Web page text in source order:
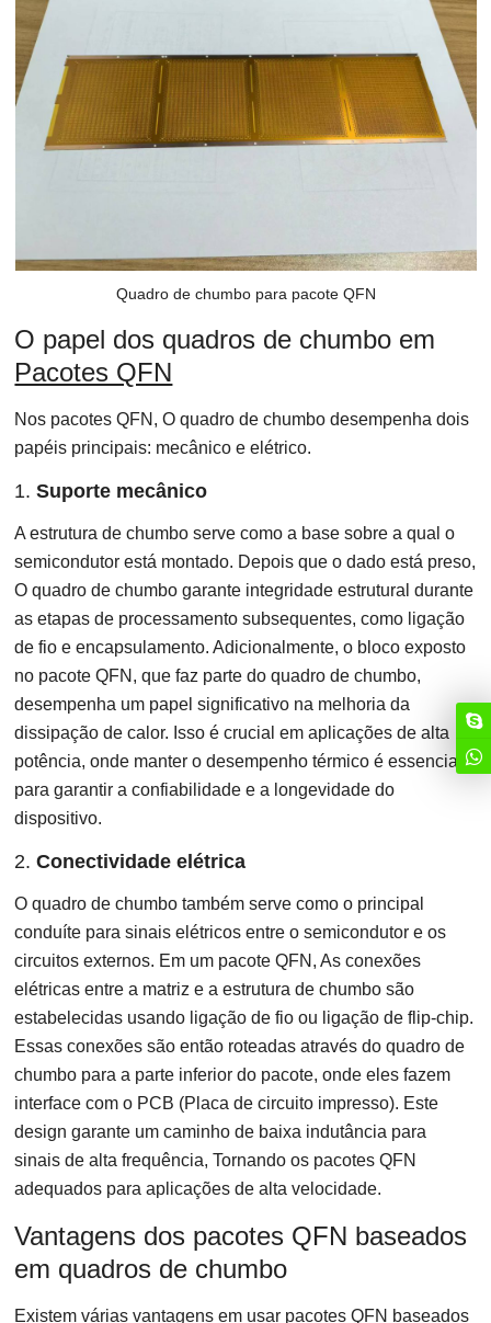
Quadro de chumbo para pacote QFN
O papel dos quadros de chumbo em
Pacotes QFN
Nos pacotes QFN, O quadro de chumbo desempenha dois
papéis principais: mecânico e elétrico.
1.Suporte mecânico
A estrutura de chumbo serve como a base sobre a qual o
semicondutor está montado. Depois que o dado está preso,
O quadro de chumbo garante integridade estrutural durante
as etapas de processamento subsequentes, como ligação
de fio e encapsulamento. Adicionalmente, o bloco exposto
no pacote QFN, que faz parte do quadro de chumbo,
desempenha um papel significativo na melhoria da
dissipação de calor. Isso é crucial em aplicações de alta
potência, onde manter o desempenho térmico é essencial
para garantir a confiabilidade e a longevidade do
dispositivo.
2.Conectividade elétrica
O quadro de chumbo também serve como o principal
conduíte para sinais elétricos entre o semicondutor e os
circuitos externos. Em um pacote QFN, As conexões
elétricas entre a matriz e a estrutura de chumbo são
estabelecidas usando ligação de fio ou ligação de flip-chip.
Essas conexões são então roteadas através do quadro de
chumbo para a parte inferior do pacote, onde eles fazem
interface com o PCB (Placa de circuito impresso). Este
design garante um caminho de baixa indutância para
sinais de alta frequência, Tornando os pacotes QFN
adequados para aplicações de alta velocidade.
Vantagens dos pacotes QFN baseados
em quadros de chumbo
Existem várias vantagens em usar pacotes QFN baseados